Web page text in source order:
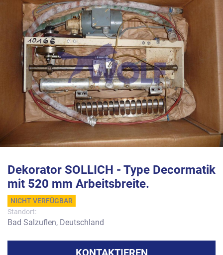
Dekorator SOLLICH - Type Decormatik
mit 520 mm Arbeitsbreite.
NICHT VERFÜGBAR
Standort:
Bad Salzuflen, Deutschland
KONTAKTIEREN